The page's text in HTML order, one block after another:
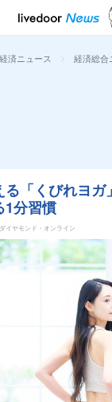
済ニュース > 経済総合
る「くびれヨガ
1分習慣
イヤモンド・オンライン